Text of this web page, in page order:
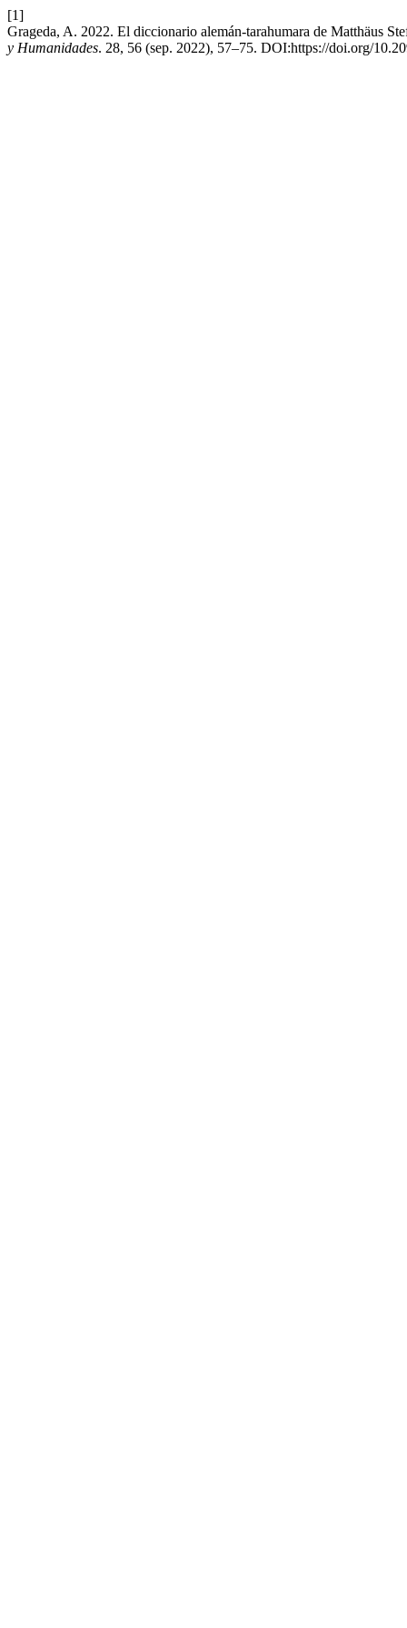
[1]
Grageda, A. 2022. El diccionario alemán-tarahumara de Matthäus
y Humanidades. 28, 56 (sep. 2022), 57–75. DOI:https://doi.org/